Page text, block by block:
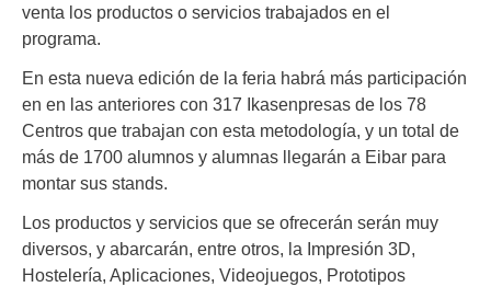
venta los productos o servicios trabajados en el
programa.
En esta nueva edición de la feria habrá más participación
en en las anteriores con 317 Ikasenpresas de los 78
Centros que trabajan con esta metodología, y un total de
más de 1700 alumnos y alumnas llegarán a Eibar para
montar sus stands.
Los productos y servicios que se ofrecerán serán muy
diversos, y abarcarán, entre otros, la Impresión 3D,
Hostelería, Aplicaciones, Videojuegos, Prototipos